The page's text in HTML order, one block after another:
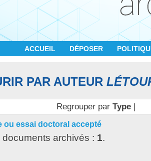
ACCUEIL DÉPOSER
PAR AUTEUR
Regrouper par Type|
ou essai doctoral accepté
documents archivés : 1.